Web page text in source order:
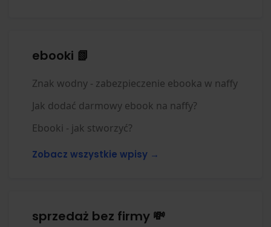
ebooki 📗
Znak wodny - zabezpieczenie ebooka w naffy
Jak dodać darmowy ebook na naffy?
Ebooki - jak stworzyć?
Zobacz wszystkie wpisy →
sprzedaż bez firmy 💸